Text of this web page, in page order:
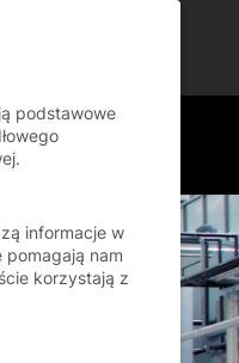
podstawowe
informacje w
pomagają nam
korzystają z